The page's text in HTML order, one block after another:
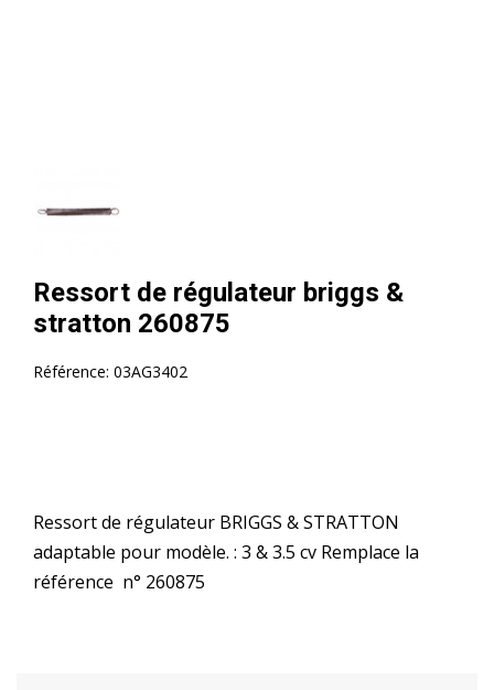
Ressort de régulateur briggs &
stratton 260875
Référence: 03AG3402
Ressort de régulateur BRIGGS & STRATTON
adaptable pour modèle. : 3 & 3.5 cv Remplace la
référence n° 260875